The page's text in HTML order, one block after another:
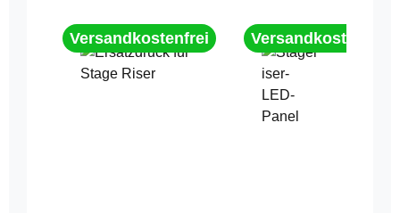
Versandkostenfrei Versandkostenfrei